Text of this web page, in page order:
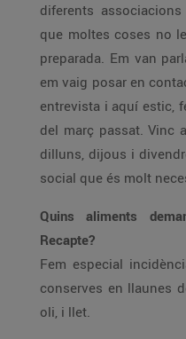
diferents
que moltes coses no
preparada. Em van
em vaig posar en
entrevista i aquí estic,
del març passat.
dilluns, dijous i
social que és molt
Quins aliments
Recapte?
Fem especial
conserves en llaunes
oli, i llet.